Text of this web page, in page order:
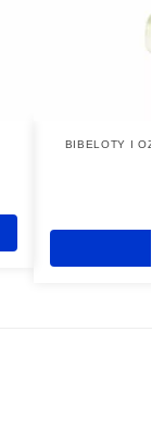
BIBELOTY I